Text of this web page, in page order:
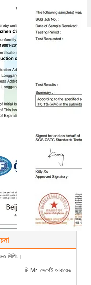
শিপিং।
—— মি Mr. সের্গেই আবায়েভ